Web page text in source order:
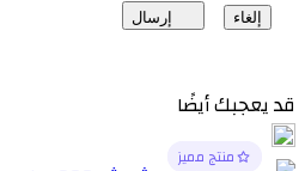
إلغاء إرسال
قد يعجبك أيضًا
منتج مميز
منتج مميز